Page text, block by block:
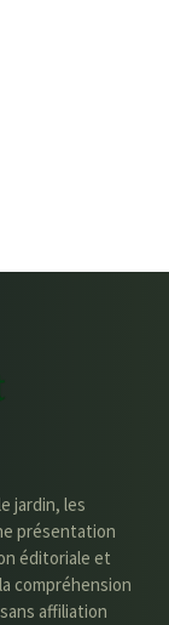
jardin, les
présentation
éditoriale et
compréhension
affiliation